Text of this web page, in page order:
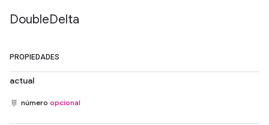
DoubleDelta
PROPIEDADES
actual
número opcional